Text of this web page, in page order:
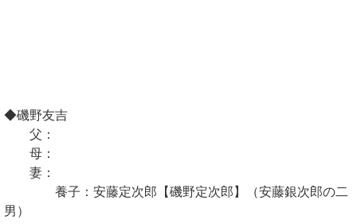
◆磯野友吉
父：
母：
妻：
養子：安藤定次郎【磯野定次郎】（安藤銀次郎の二
男）